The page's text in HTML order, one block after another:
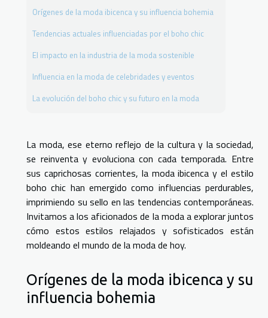
Orígenes de la moda ibicenca y su influencia bohemia
Tendencias actuales influenciadas por el boho chic
El impacto en la industria de la moda sostenible
Influencia en la moda de celebridades y eventos
La evolución del boho chic y su futuro en la moda
La moda, ese eterno reflejo de la cultura y la sociedad,
se reinventa y evoluciona con cada temporada. Entre
sus caprichosas corrientes, la moda ibicenca y el estilo
boho chic han emergido como influencias perdurables,
imprimiendo su sello en las tendencias contemporáneas.
Invitamos a los aficionados de la moda a explorar juntos
cómo estos estilos relajados y sofisticados están
moldeando el mundo de la moda de hoy.
Orígenes de la moda ibicenca y su
influencia bohemia